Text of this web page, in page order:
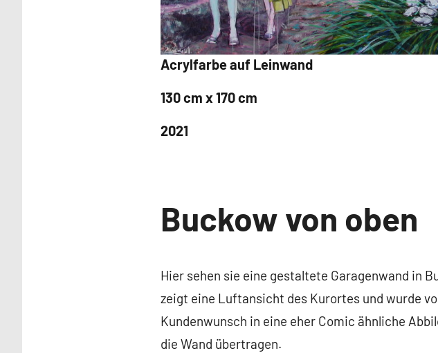
Acrylfarbe auf Leinwand
130 cm x 170 cm
2021
Wände
Buckow von oben
Hier sehen sie eine gestaltete Garagenwand in
zeigt eine Luftansicht des Kurortes und wurde
Kundenwunsch in eine eher Comic ähnliche
die Wand übertragen.